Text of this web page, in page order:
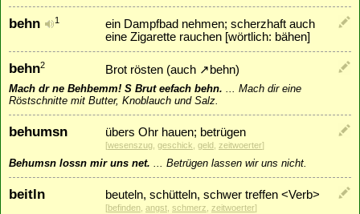
behn 1
ein Dampfbad nehmen; scherzhaft auch
eine Zigarette rauchen [wörtlich: bähen]
behn2 Brot rösten (auch ↗ behn)
Mach dr ne Behbemm! S Brut eefach behn. ... Mach dir eine
Röstschnitte mit Butter, Knoblauch und Salz.
behumsn übers Ohr hauen; betrügen
[wesenszug geschick geld zeitwoerter]
Behumsn lossn mir uns net. ... Betrügen lassen wir uns nicht.
beitln beuteln, schütteln, schwer treffen <Verb>
[befinden angst schmerz zeitwoerter]